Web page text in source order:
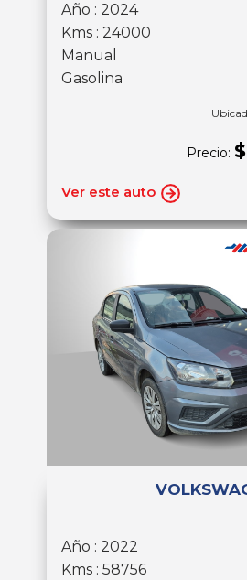
Año : 2024
Kms : 24000
Manual
Gasolina
Precio:
Ver este auto
Año : 2022
Kms : 58756